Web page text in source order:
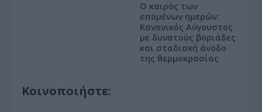
Ο καιρός των
επομένων ημερών:
Κανονικός Αύγουστος
με δυνατούς βοριάδες
και σταδιακή άνοδο
της θερμοκρασίας
Κοινοποιήστε: